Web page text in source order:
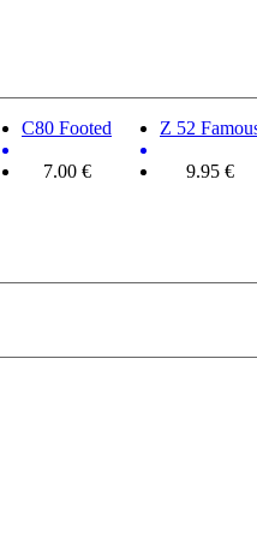
C80 Footed
7.00 €
Z 52
9.95 €